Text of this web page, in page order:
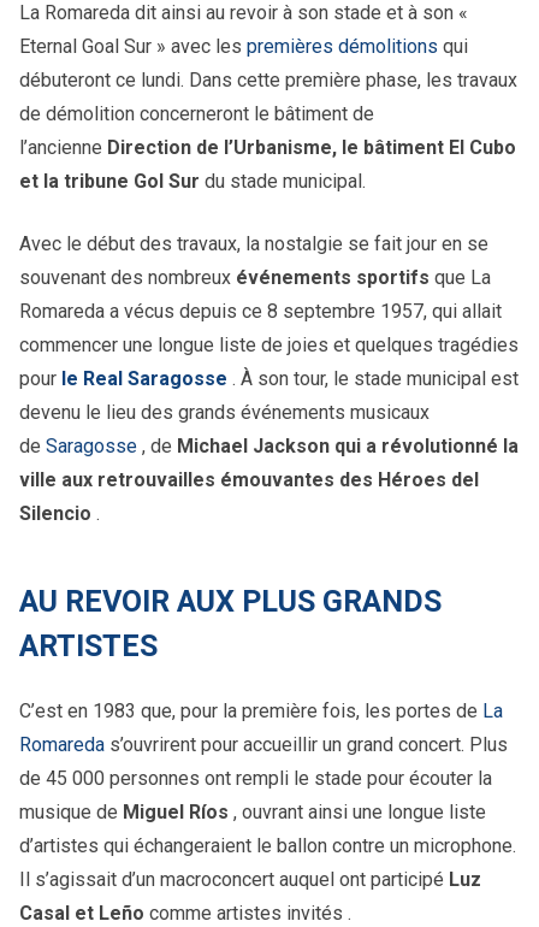
La Romareda dit ainsi au revoir à son stade et à son «
Eternal Goal Sur » avec les premières démolitions qui
débuteront ce lundi. Dans cette première phase, les travaux
de démolition concerneront le bâtiment de
l’ancienne Direction de l’Urbanisme, le bâtiment El Cubo
et la tribune Gol Sur du stade municipal.
Avec le début des travaux, la nostalgie se fait jour en se
souvenant des nombreux événements sportifs que La
Romareda a vécus depuis ce 8 septembre 1957, qui allait
commencer une longue liste de joies et quelques tragédies
pour le Real Saragosse . À son tour, le stade municipal est
devenu le lieu des grands événements musicaux
de Saragosse , de Michael Jackson qui a révolutionné la
ville aux retrouvailles émouvantes des Héroes del
Silencio .
AU REVOIR AUX PLUS GRANDS
ARTISTES
C’est en 1983 que, pour la première fois, les portes de La
Romareda s’ouvrirent pour accueillir un grand concert. Plus
de 45 000 personnes ont rempli le stade pour écouter la
musique de Miguel Ríos , ouvrant ainsi une longue liste
d’artistes qui échangeraient le ballon contre un microphone.
Il s’agissait d’un macroconcert auquel ont participé Luz
Casal et Leño comme artistes invités .